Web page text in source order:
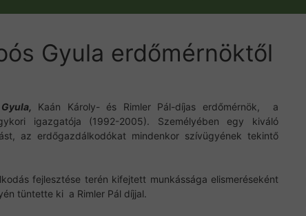
Gyula erdőmérnöktől
Kaán Károly- és Rimler Pál-díjas erdőmérnök, a
igazgatója (1992-2005). Személyében egy kiváló
az erdőgazdálkodókat mindenkor szívügyének tekintő
fejlesztése terén kifejtett munkássága elismeréseként
tüntette ki a Rimler Pál díjjal.